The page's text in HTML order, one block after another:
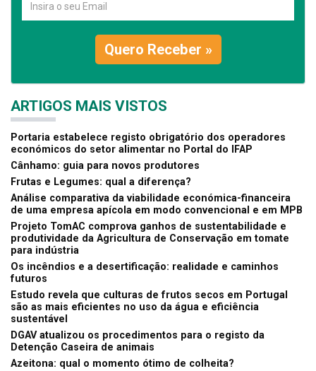
Quero Receber »
ARTIGOS MAIS VISTOS
Portaria estabelece registo obrigatório dos operadores
económicos do setor alimentar no Portal do IFAP
Cânhamo: guia para novos produtores
Frutas e Legumes: qual a diferença?
Análise comparativa da viabilidade económica-financeira
de uma empresa apícola em modo convencional e em MPB
Projeto TomAC comprova ganhos de sustentabilidade e
produtividade da Agricultura de Conservação em tomate
para indústria
Os incêndios e a desertificação: realidade e caminhos
futuros
Estudo revela que culturas de frutos secos em Portugal
são as mais eficientes no uso da água e eficiência
sustentável
DGAV atualizou os procedimentos para o registo da
Detenção Caseira de animais
Azeitona: qual o momento ótimo de colheita?